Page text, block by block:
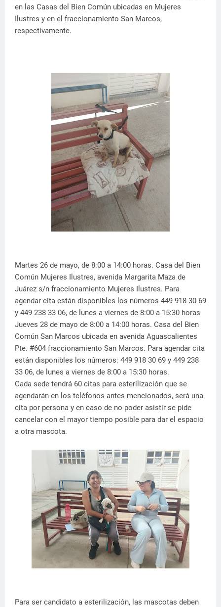
en las Casas del Bien Común ubicadas en Mujeres
Ilustres y en el fraccionamiento San Marcos,
respectivamente.
Martes 26 de mayo, de 8:00 a 14:00 horas. Casa del Bien
Común Mujeres Ilustres, avenida Margarita Maza de
Juárez s/n fraccionamiento Mujeres Ilustres. Para
agendar cita están disponibles los números 449 918 30 69
y 449 238 33 06, de lunes a viernes de 8:00 a 15:30 horas
Jueves 28 de mayo de 8:00 a 14:00 horas. Casa del Bien
Común San Marcos ubicada en avenida Aguascalientes
Pte. #604 fraccionamiento San Marcos. Para agendar cita
están disponibles los números: 449 918 30 69 y 449 238
33 06, de lunes a viernes de 8:00 a 15:30 horas.
Cada sede tendrá 60 citas para esterilización que se
agendarán en los teléfonos antes mencionados, será una
cita por persona y en caso de no poder asistir se pide
cancelar con el mayor tiempo posible para dar el espacio
a otra mascota.
Para ser candidato a esterilización, las mascotas deben